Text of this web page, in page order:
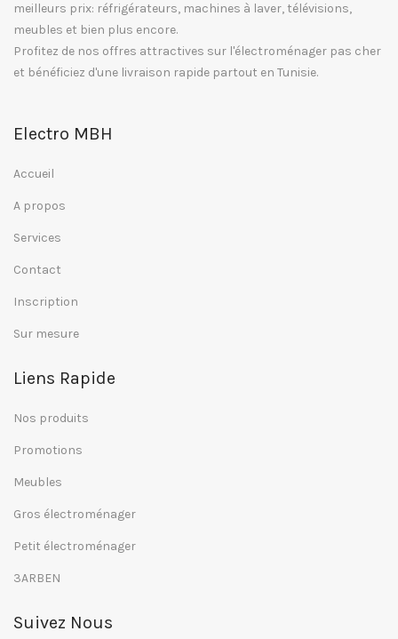
meilleurs prix: réfrigérateurs, machines à laver, télévisions,
meubles et bien plus encore.
Profitez de nos offres attractives sur l'électroménager pas cher
et bénéficiez d'une livraison rapide partout en Tunisie.
Electro MBH
Accueil
A propos
Services
Contact
Inscription
Sur mesure
Liens Rapide
Nos produits
Promotions
Meubles
Gros électroménager
Petit électroménager
3ARBEN
Suivez Nous